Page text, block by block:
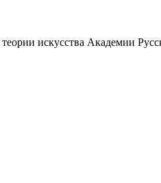
искусства Академии